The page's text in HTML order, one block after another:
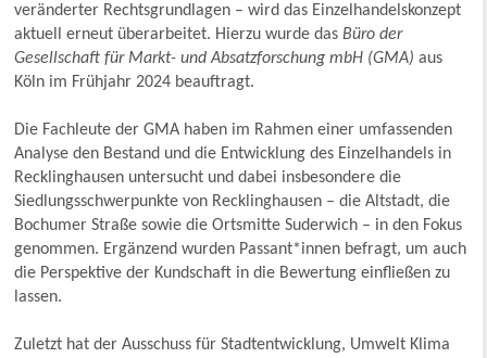
veränderter Rechtsgrundlagen – wird das Einzelhandelskonzept
aktuell erneut überarbeitet. Hierzu wurde dasBüro der
Gesellschaft für Markt- und Absatzforschung mbH (GMA)aus
Köln im Frühjahr 2024 beauftragt.
Die Fachleute der GMA haben im Rahmen einer umfassenden
Analyse den Bestand und die Entwicklung des Einzelhandels in
Recklinghausen untersucht und dabei insbesondere die
Siedlungsschwerpunkte von Recklinghausen – die Altstadt, die
Bochumer Straße sowie die Ortsmitte Suderwich – in den Fokus
genommen. Ergänzend wurden Passant*innen befragt, um auch
die Perspektive der Kundschaft in die Bewertung einfließen zu
lassen.
Zuletzt hat der Ausschuss für Stadtentwicklung, Umwelt Klima